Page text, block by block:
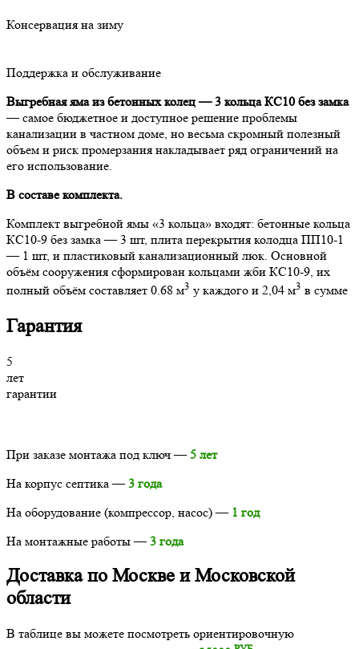
Консервация на зиму
Поддержка и обслуживание
Выгребная яма из бетонных колец — 3 кольца КС10 без замка
— самое бюджетное и доступное решение проблемы
канализации в частном доме, но весьма скромный полезный
объем и риск промерзания накладывает ряд ограничений на
его использование.
В составе комплекта.
Комплект выгребной ямы «3 кольца» входят: бетонные кольца
КС10-9 без замка — 3 шт, плита перекрытия колодца ПП10-1
— 1 шт, и пластиковый канализационный люк. Основной
объём сооружения сформирован кольцами жби КС10-9, их
полный объём составляет 0.68 м3 у каждого и 2,04 м3 в сумме
Гарантия
5
лет
гарантии
При заказе монтажа под ключ —5 лет
На корпус септика —3 года
На оборудование (компрессор, насос) — 1 год
На монтажные работы —3 года
Доставка по Москве и Московской
области
В таблице вы можете посмотреть ориентировочную